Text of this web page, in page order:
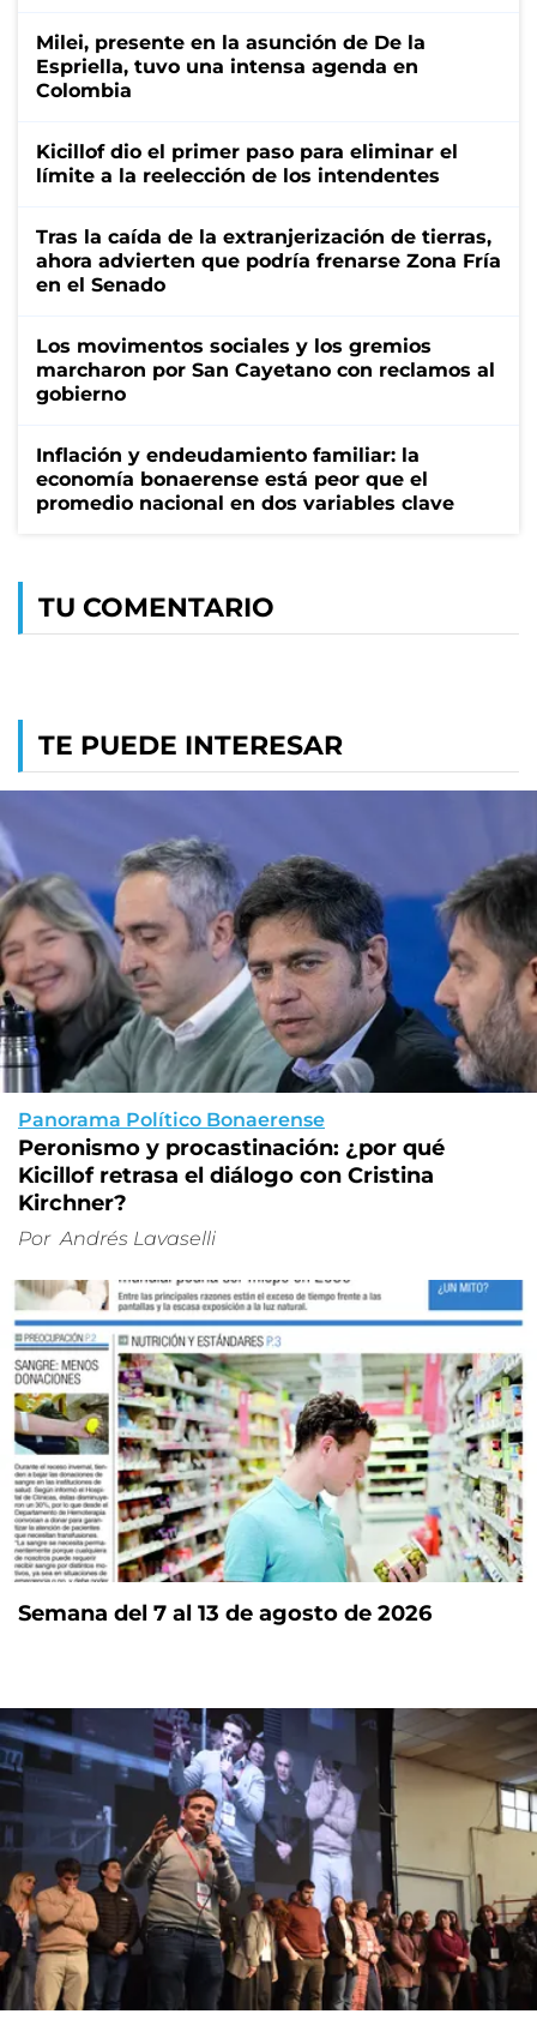
Milei, presente en la asunción de De la
Espriella, tuvo una intensa agenda en
Colombia
Kicillof dio el primer paso para eliminar el
límite a la reelección de los intendentes
Tras la caída de la extranjerización de tierras,
ahora advierten que podría frenarse Zona Fría
en el Senado
Los movimentos sociales y los gremios
marcharon por San Cayetano con reclamos al
gobierno
Inflación y endeudamiento familiar: la
economía bonaerense está peor que el
promedio nacional en dos variables clave
TU COMENTARIO
TE PUEDE INTERESAR
Panorama Político Bonaerense
Peronismo y procastinación: ¿por qué
Kicillof retrasa el diálogo con Cristina
Kirchner?
Por Andrés Lavaselli
Semana del 7 al 13 de agosto de 2026